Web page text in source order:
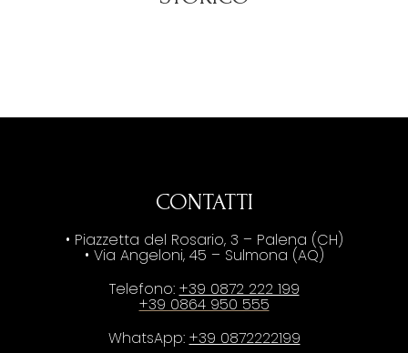
CONTATTI
• Piazzetta del Rosario, 3 – Palena (CH)
• Via Angeloni, 45 – Sulmona (AQ)
Telefono: +39 0872 222 199
+39 0864 950 555
WhatsApp: +39 0872222199